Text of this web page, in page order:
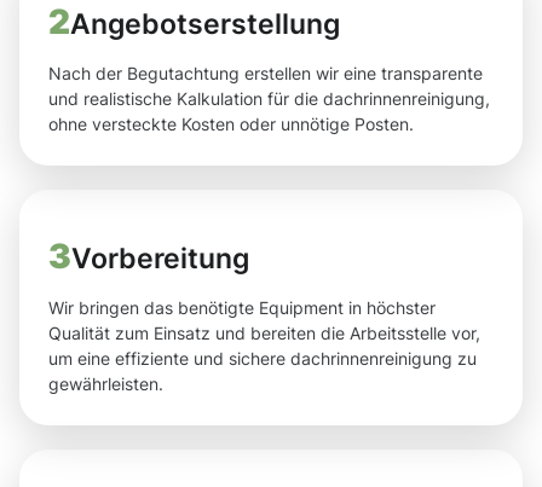
2Angebotserstellung
Nach der Begutachtung erstellen wir eine transparente
und realistische Kalkulation für die dachrinnenreinigung,
ohne versteckte Kosten oder unnötige Posten.
3Vorbereitung
Wir bringen das benötigte Equipment in höchster
Qualität zum Einsatz und bereiten die Arbeitsstelle vor,
um eine effiziente und sichere dachrinnenreinigung zu
gewährleisten.